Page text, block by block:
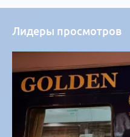
Лидеры просмотров